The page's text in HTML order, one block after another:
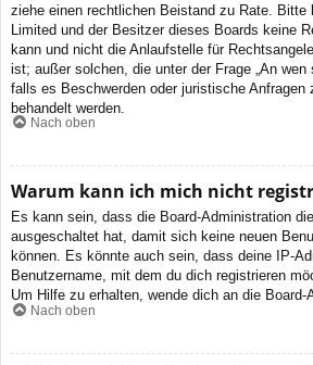
ziehe einen rechtlichen Beistand zu Rate. Bitte
Limited und der Besitzer dieses Boards keine
kann und nicht die Anlaufstelle für
ist; außer solchen, die unter der Frage „An wen
falls es Beschwerden oder juristische Anfragen
behandelt werden.
Nach oben
Warum kann ich mich nicht
Es kann sein, dass die Board-Administration
ausgeschaltet hat, damit sich keine neuen
können. Es könnte auch sein, dass deine IP-
Benutzername, mit dem du dich registrieren
Um Hilfe zu erhalten, wende dich an die Board-
Nach oben